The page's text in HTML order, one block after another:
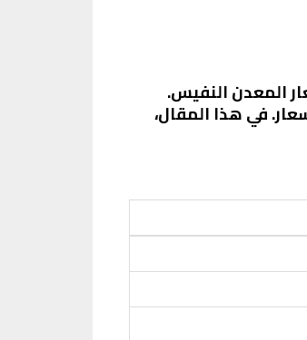
المعدن النفيس.
الأسعار. في هذا المقال،